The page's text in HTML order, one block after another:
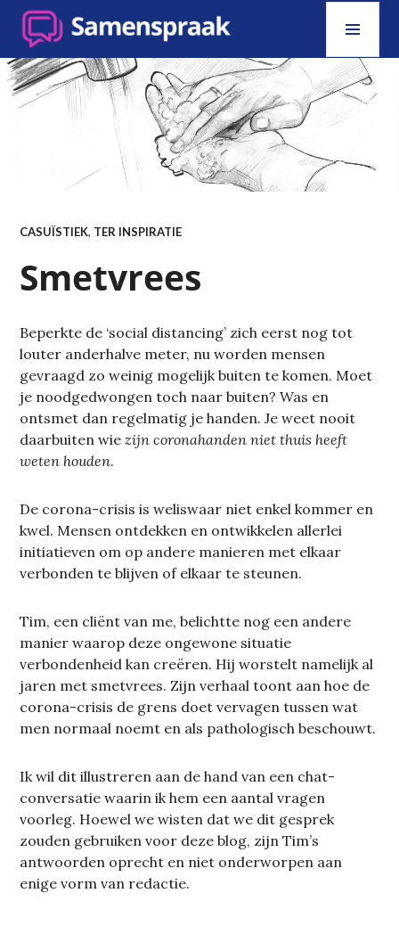
Skip
content
SAMENSPRAAK
CASUÏSTIEK, TER INSPIRATIE
Smetvrees
Beperkte de ‘social distancing’ zich eerst nog tot
louter anderhalve meter, nu worden mensen
gevraagd zo weinig mogelijk buiten te komen. Moet
je noodgedwongen toch naar buiten? Was en
ontsmet dan regelmatig je handen. Je weet nooit
daarbuiten wiezijn coronahanden niet thuis heeft
weten houden.
De corona-crisis is weliswaar niet enkel kommer en
kwel. Mensen ontdekken en ontwikkelen allerlei
initiatieven om op andere manieren met elkaar
verbonden te blijven of elkaar te steunen.
Tim, een cliënt van me, belichtte nog een andere
manier waarop deze ongewone situatie
verbondenheid kan creëren. Hij worstelt namelijk al
jaren met smetvrees. Zijn verhaal toont aan hoe de
corona-crisis de grens doet vervagen tussen wat
men normaal noemt en als pathologisch beschouwt.
Ik wil dit illustreren aan de hand van een chat-
conversatie waarin ik hem een aantal vragen
voorleg. Hoewel we wisten dat we dit gesprek
zouden gebruiken voor deze blog, zijn Tim’s
antwoorden oprecht en niet onderworpen aan
enige vorm van redactie.